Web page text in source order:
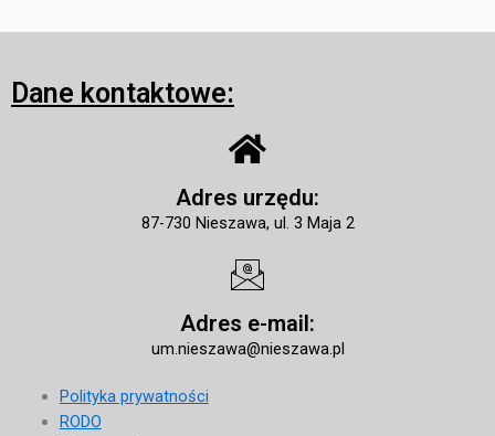
Dane kontaktowe:
Adres urzędu:
87-730 Nieszawa, ul. 3 Maja 2
Adres e-mail:
um.nieszawa@nieszawa.pl
Polityka prywatności
RODO